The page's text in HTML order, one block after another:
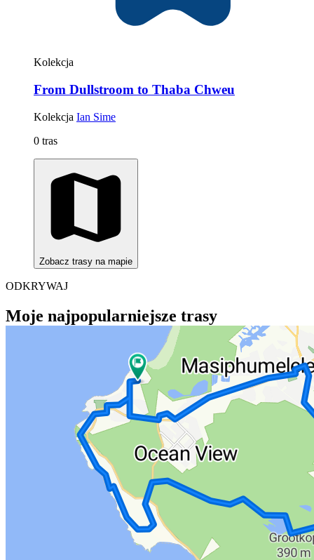
Kolekcja
From Dullstroom to Thaba Chweu
Kolekcja Ian Sime
0 tras
Zobacz trasy na mapie
ODKRYWAJ
Moje najpopularniejsze trasy